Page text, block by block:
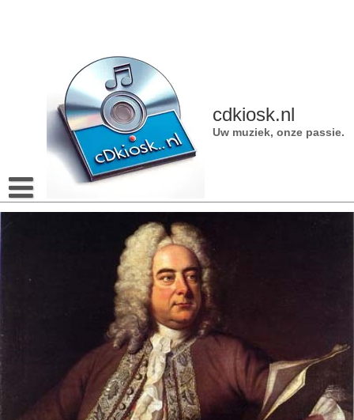
cdkiosk.nl
Uw muziek, onze passie.